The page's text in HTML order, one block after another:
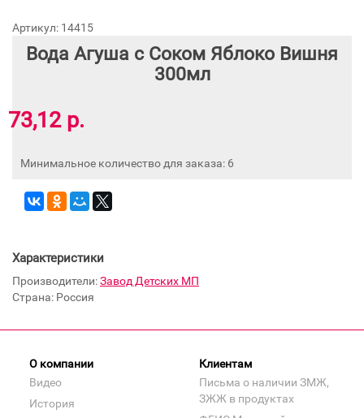
Артикул: 14415
Вода Агуша с Соком Яблоко Вишня
300мл
73,12 р.
Минимальное количество для заказа: 6
Характеристики
Производители:Завод Детских МП
Страна: Россия
О компании
Видео
История
Клиентам
Письма о наличии ЗМЖ,
ЗЖЖ в продуктах